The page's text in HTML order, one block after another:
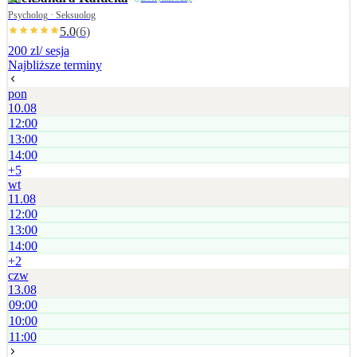
Psycholog · Seksuolog
5.0(6)
200 zl/ sesja
Najbliższe terminy
pon
10.08
12:00
13:00
14:00
+5
wt
11.08
12:00
13:00
14:00
+2
czw
13.08
09:00
10:00
11:00